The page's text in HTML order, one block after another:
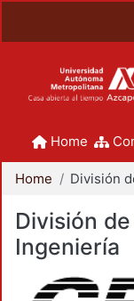
Home
Home
División
Ingeniería